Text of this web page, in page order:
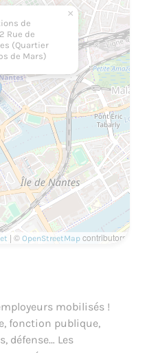
de
Rue de
(Quartier
de Mars)
×
| © OpenStreetMap contributors
mobilisés !
fonction publique,
défense… Les